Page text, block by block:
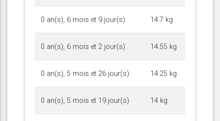
0 an(s), 6 mois et 9 jour(s) 14.7 kg
0 an(s), 6 mois et 2 jour(s) 14.55 kg
0 an(s), 5 mois et 26 jour(s) 14.25 kg
0 an(s), 5 mois et 19 jour(s) 14 kg